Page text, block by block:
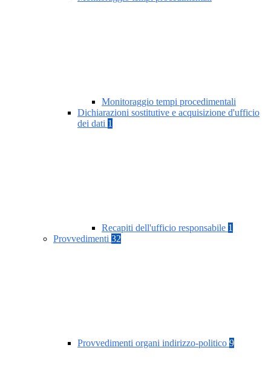
Monitoraggio tempi procedimentali
Dichiarazioni sostitutive e acquisizione d'ufficio
dei dati 1
Recapiti dell'ufficio responsabile 1
Provvedimenti 32
Provvedimenti organi indirizzo-politico 9